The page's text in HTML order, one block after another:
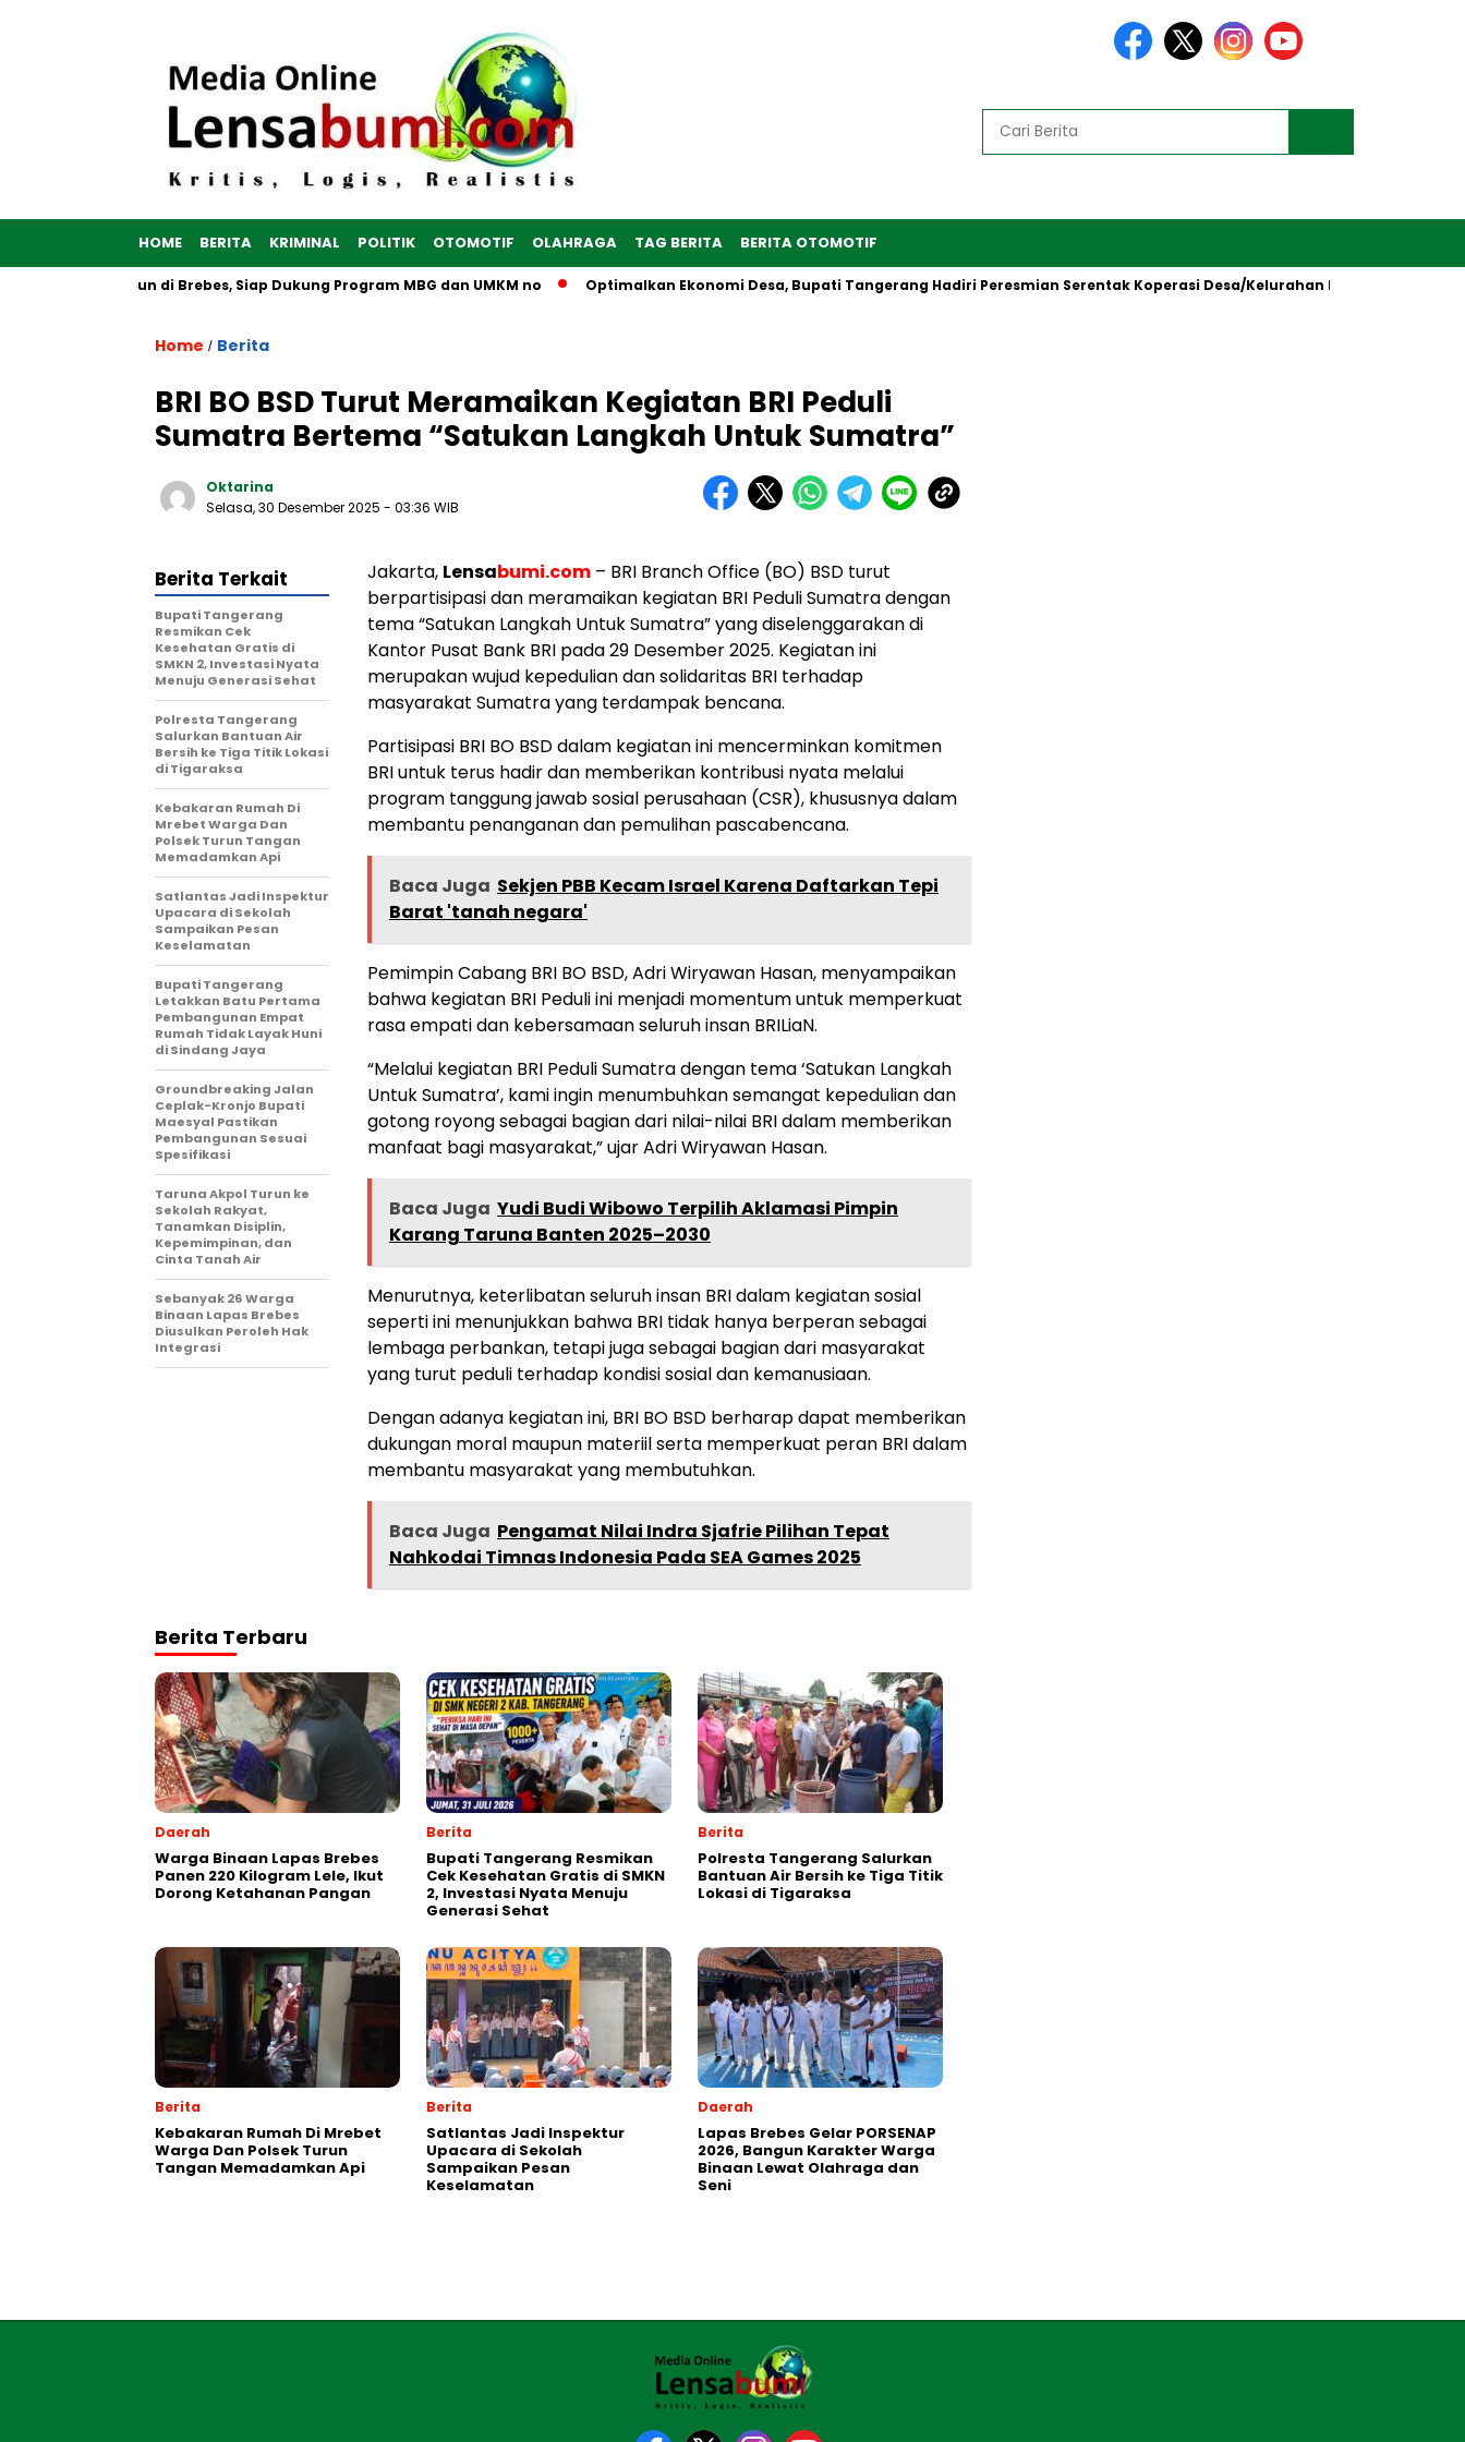
HOME BERITA KRIMINAL POLITIK OTOMOTIF OLAHRAGA TAG BERITA BERITA OTOMOTIF
Putih Dibangun di Brebes, Siap Dukung Program MBG dan UMKM no Optimalkan Ekonomi Desa, Bupati Tangerang Hadiri Peresmian Serentak Koperasi Desa/Kelurahan Merah Putih oleh
Home / Berita
BRI BO BSD Turut Meramaikan Kegiatan BRI Peduli
Sumatra Bertema “Satukan Langkah Untuk Sumatra”
Oktarina
Selasa, 30 Desember 2025 - 03:36 WIB
Jakarta, Lensabumi.com – BRI Branch Office (BO) BSD turut
berpartisipasi dan meramaikan kegiatan BRI Peduli Sumatra dengan
tema “Satukan Langkah Untuk Sumatra” yang diselenggarakan di
Kantor Pusat Bank BRI pada 29 Desember 2025. Kegiatan ini
merupakan wujud kepedulian dan solidaritas BRI terhadap
masyarakat Sumatra yang terdampak bencana.
Partisipasi BRI BO BSD dalam kegiatan ini mencerminkan komitmen
BRI untuk terus hadir dan memberikan kontribusi nyata melalui
program tanggung jawab sosial perusahaan (CSR), khususnya dalam
membantu penanganan dan pemulihan pascabencana.
Baca Juga Sekjen PBB Kecam Israel Karena Daftarkan Tepi
Barat 'tanah negara'
Pemimpin Cabang BRI BO BSD, Adri Wiryawan Hasan, menyampaikan
bahwa kegiatan BRI Peduli ini menjadi momentum untuk memperkuat
rasa empati dan kebersamaan seluruh insan BRILiaN.
“Melalui kegiatan BRI Peduli Sumatra dengan tema ‘Satukan Langkah
Untuk Sumatra’, kami ingin menumbuhkan semangat kepedulian dan
gotong royong sebagai bagian dari nilai-nilai BRI dalam memberikan
manfaat bagi masyarakat,” ujar Adri Wiryawan Hasan.
Baca Juga Yudi Budi Wibowo Terpilih Aklamasi Pimpin
Karang Taruna Banten 2025–2030
Menurutnya, keterlibatan seluruh insan BRI dalam kegiatan sosial
seperti ini menunjukkan bahwa BRI tidak hanya berperan sebagai
lembaga perbankan, tetapi juga sebagai bagian dari masyarakat
yang turut peduli terhadap kondisi sosial dan kemanusiaan.
Dengan adanya kegiatan ini, BRI BO BSD berharap dapat memberikan
dukungan moral maupun materiil serta memperkuat peran BRI dalam
membantu masyarakat yang membutuhkan.
Baca Juga Pengamat Nilai Indra Sjafrie Pilihan Tepat
Nahkodai Timnas Indonesia Pada SEA Games 2025
Berita Terkait
‎Bupati Tangerang
Resmikan Cek
Kesehatan Gratis di
SMKN 2, Investasi Nyata
Menuju Generasi Sehat
Polresta Tangerang
Salurkan Bantuan Air
Bersih ke Tiga Titik Lokasi
di Tigaraksa
Kebakaran Rumah Di
Mrebet Warga Dan
Polsek Turun Tangan
Memadamkan Api
Satlantas Jadi Inspektur
Upacara di Sekolah
Sampaikan Pesan
Keselamatan
Bupati Tangerang
Letakkan Batu Pertama
Pembangunan Empat
Rumah Tidak Layak Huni
di Sindang Jaya
Groundbreaking Jalan
Ceplak-Kronjo Bupati
Maesyal Pastikan
Pembangunan Sesuai
Spesifikasi
Taruna Akpol Turun ke
Sekolah Rakyat,
Tanamkan Disiplin,
Kepemimpinan, dan
Cinta Tanah Air
Sebanyak 26 Warga
Binaan Lapas Brebes
Diusulkan Peroleh Hak
Integrasi
Berita Terbaru
Daerah
Warga Binaan Lapas Brebes
Panen 220 Kilogram Lele, Ikut
Dorong Ketahanan Pangan
Berita
‎Bupati Tangerang Resmikan
Cek Kesehatan Gratis di SMKN
2, Investasi Nyata Menuju
Generasi Sehat
Berita
Polresta Tangerang Salurkan
Bantuan Air Bersih ke Tiga Titik
Lokasi di Tigaraksa
Berita
Kebakaran Rumah Di Mrebet
Warga Dan Polsek Turun
Tangan Memadamkan Api
Berita
Satlantas Jadi Inspektur
Upacara di Sekolah
Sampaikan Pesan
Keselamatan
Daerah
Lapas Brebes Gelar PORSENAP
2026, Bangun Karakter Warga
Binaan Lewat Olahraga dan
Seni